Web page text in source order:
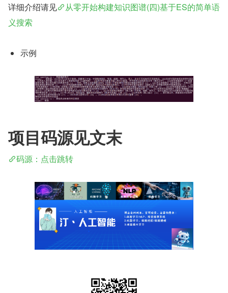
详细介绍请见
从零开始构建知识图谱(四)基于ES的简单语
义搜索
示例
项目码源见文末
码源：点击跳转